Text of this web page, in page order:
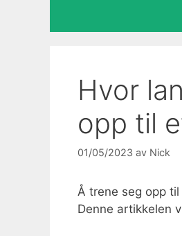
Hvor
opp til
01/05/2023 av Nick
Å trene seg opp
Denne artikkelen